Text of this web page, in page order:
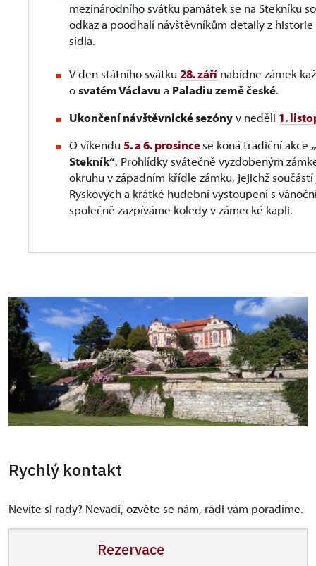
mezinárodního svátku památek se na Stekníku
odkaz a poodhalí návštěvníkům detaily z
sídla.
V den státního svátku28. září nabídne zámek
osvatém Václavu a Paladiu země české.
Ukončení návštěvnické sezónyv neděli 1.
O víkendu 5. a 6. prosincese koná tradiční akce
Stekník“. Prohlídky svátečně vyzdobeným
okruhu v západním křídle zámku, jejichž
Ryskových a krátké hudební vystoupení s
společně zazpíváme koledy v zámecké kapli.
Rychlý kontakt
Nevíte si rady? Nevadí, ozvěte se nám, rádi vám poradíme.
Rezervace